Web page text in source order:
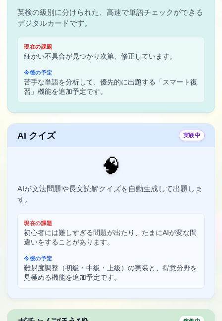
英検の級別に分けられた、高速で単語チェックができる
デジタルカードです。
現在の課題
細かい不具合が見つかり次第、修正しています。
今後の予定
苦手な単語を分析して、優先的に出題する「スマート復
習」機能を追加予定です。
AI クイズ 実験中
🧠
AIが文法問題や長文読解クイズを自動生成して出題しま
す。
現在の課題
初心者には難しすぎる問題が出たり、たまにAIが変な間
違いをすることがあります。
今後の予定
難易度調整（初級・中級・上級）の実装と、得意分野を
見極める機能を追加予定です。